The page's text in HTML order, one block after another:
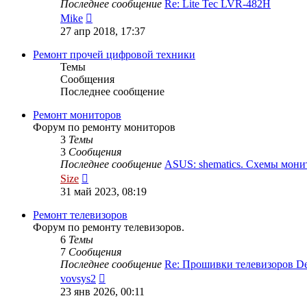
Последнее сообщение Re: Lite Tec LVR-482H
Mike
к
сообщению
27 апр 2018, 17:37
Ремонт прочей цифровой техники
Темы
Сообщения
Последнее сообщение
Ремонт мониторов
Форум по ремонту мониторов
3 Темы
3 Сообщения
Последнее сообщение ASUS: shematics. Схемы
Size
к
сообщению
31 май 2023, 08:19
Ремонт телевизоров
Форум по ремонту телевизоров.
6 Темы
7 Сообщения
Последнее сообщение Re: Прошивки телевизоров
vovsys2
к
23 янв 2026, 00:11